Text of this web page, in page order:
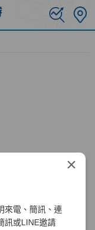
×
來電、簡訊、連
訊或LINE邀請